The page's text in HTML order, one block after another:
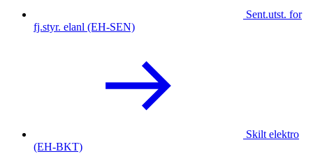
Sent.utst. for
fj.styr. elanl (EH-SEN)
Skilt elektro
(EH-BKT)